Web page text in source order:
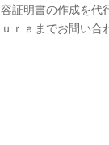
証明書の作成を代
ｒａまでお問い合
葉県千葉市若葉